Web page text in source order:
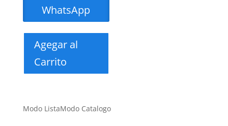
WhatsApp
Agegar al
Carrito
Modo ListaModo Catalogo